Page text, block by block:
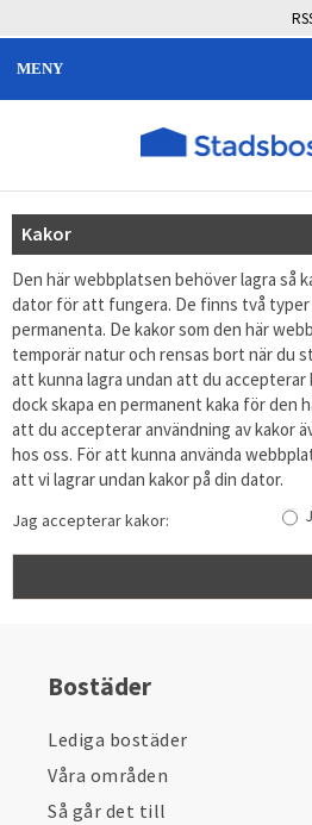
MENY
Kakor
Den här webbplatsen behöver lagra så
dator för att fungera. De finns två typer
permanenta. De kakor som den här
temporär natur och rensas bort när du
att kunna lagra undan att du
dock skapa en permanent kaka för den
att du accepterar användning av kakor
hos oss. För att kunna använda
att vi lagrar undan kakor på din dator.
Jag accepterar kakor:
Bostäder
Lediga bostäder
Våra områden
Så går det till